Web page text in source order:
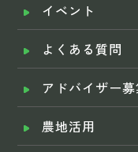
イベント
よくある質問
アドバイザー
農地活用